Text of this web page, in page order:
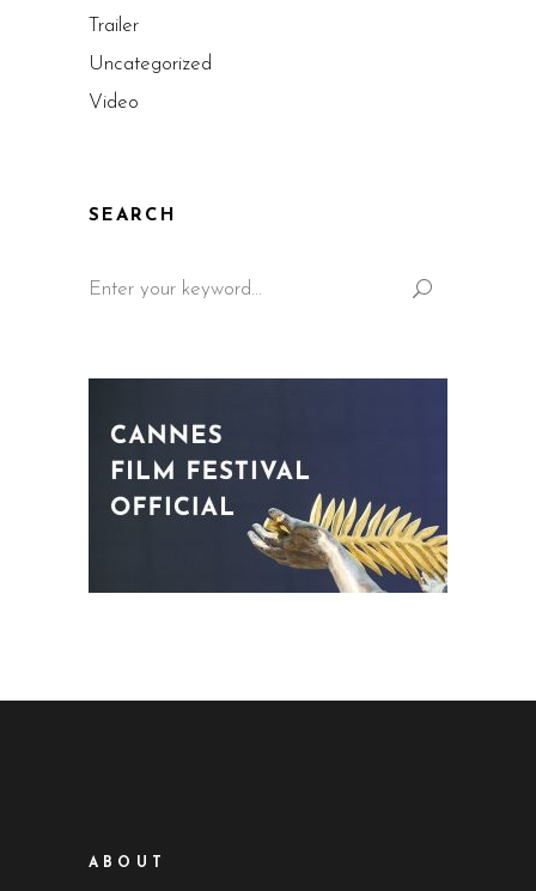
Trailer
Uncategorized
Video
SEARCH
ABOUT